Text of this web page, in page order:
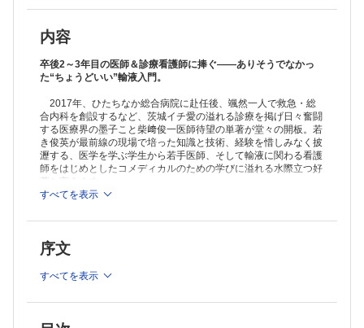
内容
卒後2～3年目の医師＆診療看護師に捧ぐ――ありそうでなかっ
た“ちょうどいい”輸液入門。
2017年、ひたちなか総合病院に赴任後、颯然一人で救急・総
合内科を創設するなど、茨城イチ愛の溢れる診療を掲げ日々奮闘
する医療界の墨子こと柴﨑俊一医師待望の単著が堂々の開板。若
き俊英が最前線の現場で培った知識と技術、経験を惜しみなく披
瀝する、医学を学ぶ学生から若手医師、そして輸液に関わる看護
師をはじめとしたコメディカルのための学びに溢れる水際立つ好
著と言えます。
現場で学びつつある医師や看護師を想定しつつも、更なる学び
からの活きた（ライブな）知見を満載。あるいは臨場感（ライ
料として、個人の能力だけでなく、チーム全体の診療力向上に一
役買うのは間違いなし。「民間医局コネクト」で大人気のコンテ
ンツを改訂増補した白熱するライブの書。以て記銘すべし。
すべてを表示
序文
すべてを表示